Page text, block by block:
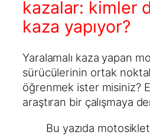
kazalar: kimler
kaza yapıyor?
Yaralamalı kaza yapan
sürücülerinin ortak
öğrenmek ister misiniz?
araştıran bir çalışmaya
Bu yazıda motosiklet